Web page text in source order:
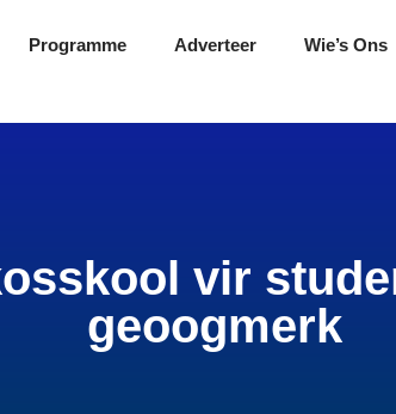
Programme Adverteer Wie’s Ons
vir
geoogmerk